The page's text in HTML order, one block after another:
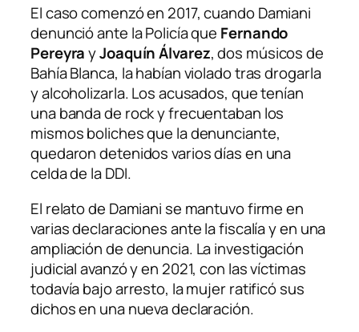
El caso comenzó en 2017, cuando Damiani
denunció ante la Policía que Fernando
PereyrayJoaquín Álvarez, dos músicos de
Bahía Blanca, la habían violado tras drogarla
y alcoholizarla. Los acusados, que tenían
una banda de rock y frecuentaban los
mismos boliches que la denunciante,
quedaron detenidos varios días en una
celda de la DDI.
El relato de Damiani se mantuvo firme en
varias declaraciones ante la fiscalía y en una
ampliación de denuncia. La investigación
judicial avanzó y en 2021, con las víctimas
todavía bajo arresto, la mujer ratificó sus
dichos en una nueva declaración.